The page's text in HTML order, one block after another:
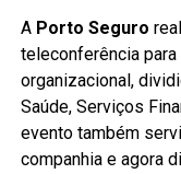
A Porto Seguro
teleconferência para
organizacional,
Saúde, Serviços
evento também
companhia e agora